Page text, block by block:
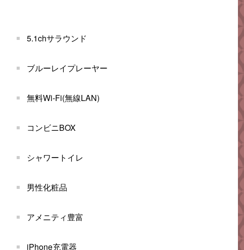
5.1chサラウンド
ブルーレイプレーヤー
無料Wi-Fi(無線LAN)
コンビニBOX
シャワートイレ
男性化粧品
アメニティ豊富
iPhone充電器